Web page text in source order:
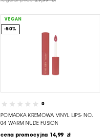
VEGAN
-50%
0
POMADKA KREMOWA VINYL LIPS- NO.
04 WARM NUDE FUSION
cena promocyjna 14,99 zł